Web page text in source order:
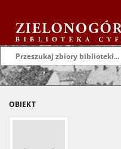
OBIEKT